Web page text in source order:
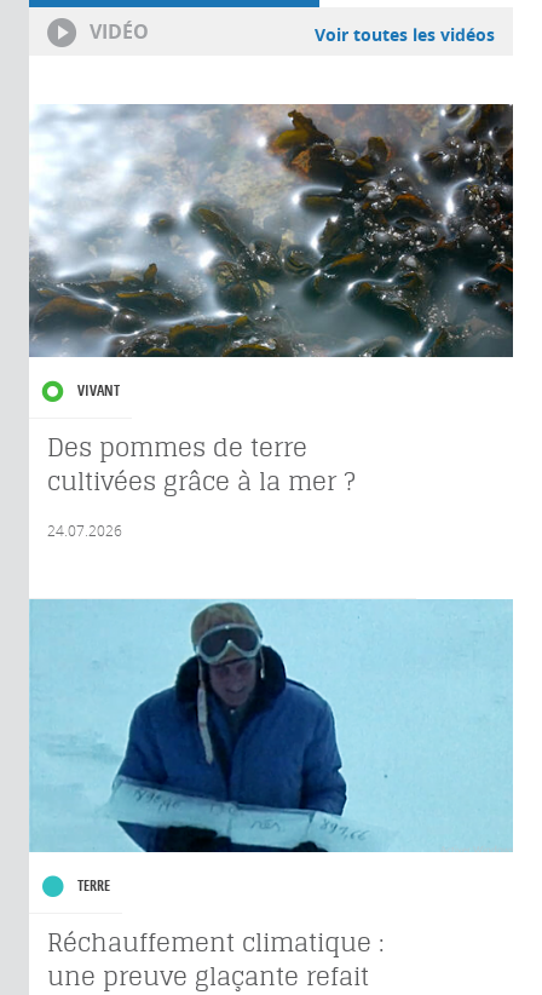
VIDÉO Voir toutes les vidéos
VIVANT
Des pommes de terre
cultivées grâce à la mer ?
24.07.2026
TERRE
Réchauffement climatique :
une preuve glaçante refait